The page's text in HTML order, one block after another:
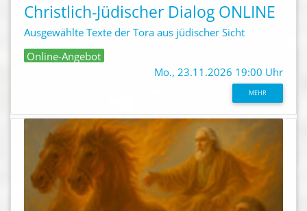
Christlich-Jüdischer Dialog ONLINE
Ausgewählte Texte der Tora aus jüdischer Sicht
Online-Angebot
Mo., 23.11.2026 19:00 Uhr
MEHR